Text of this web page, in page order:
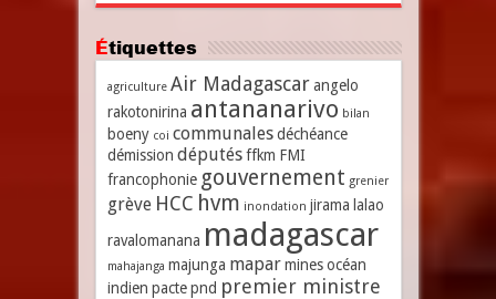
Étiquettes
agriculture Air Madagascar angelo
rakotonirina antananarivo bilan
boeny coi communales déchéance
démission députés ffkm FMI
francophonie gouvernement grenier
grève HCC hvm inondation jirama lalao
ravalomanana madagascar
mahajanga majunga mapar mines océan
indien pacte pnd premier ministre